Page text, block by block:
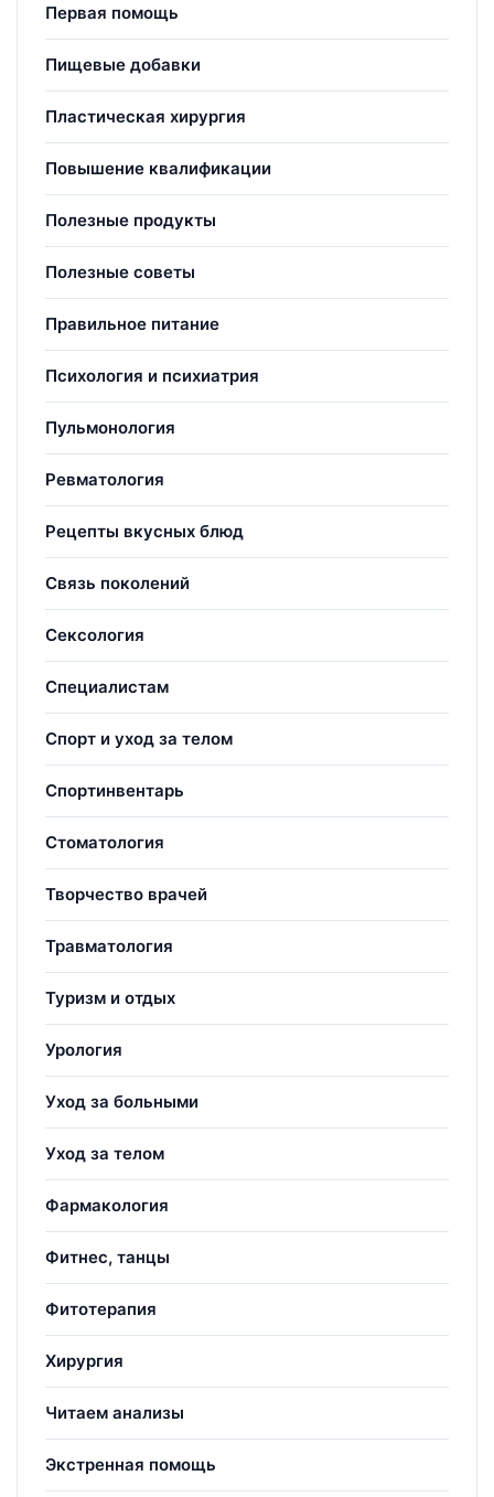
Первая помощь
Пищевые добавки
Пластическая хирургия
Повышение квалификации
Полезные продукты
Полезные советы
Правильное питание
Психология и психиатрия
Пульмонология
Ревматология
Рецепты вкусных блюд
Связь поколений
Сексология
Специалистам
Спорт и уход за телом
Спортинвентарь
Стоматология
Творчество врачей
Травматология
Туризм и отдых
Урология
Уход за больными
Уход за телом
Фармакология
Фитнес, танцы
Фитотерапия
Хирургия
Читаем анализы
Экстренная помощь